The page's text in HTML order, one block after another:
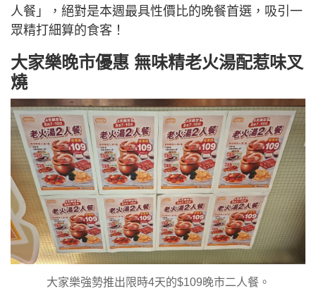
人餐」，絕對是本週最具性價比的晚餐首選，吸引一
眾精打細算的食客！
大家樂晚市優惠 無味精老火湯配惹味叉
燒
大家樂強勢推出限時4天的$109晚市二人餐。